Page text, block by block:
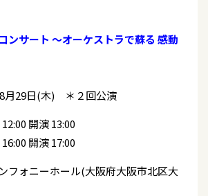
ンサート ～オーケストラで蘇る 感動
月29日(木) ＊２回公演
開演 13:00
開演 17:00
ォニーホール(大阪府大阪市北区大